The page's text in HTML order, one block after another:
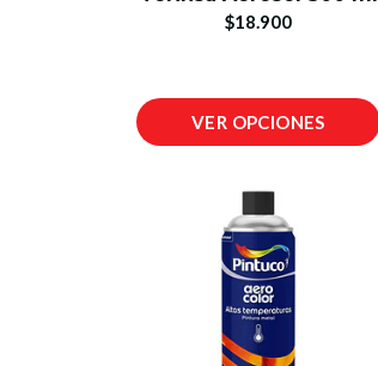
$18.900
VER OPCIONES